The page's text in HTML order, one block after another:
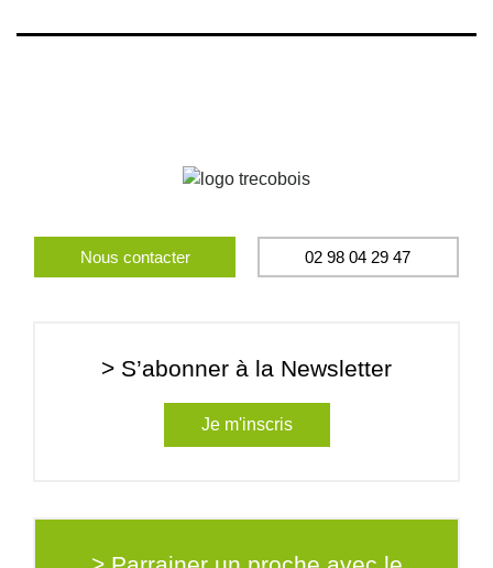
Nous contacter 02 98 04 29 47
> S’abonner à la Newsletter
Je m'inscris